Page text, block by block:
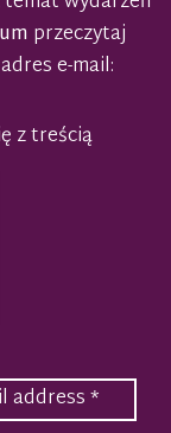
przeczytaj
e-mail:
z treścią